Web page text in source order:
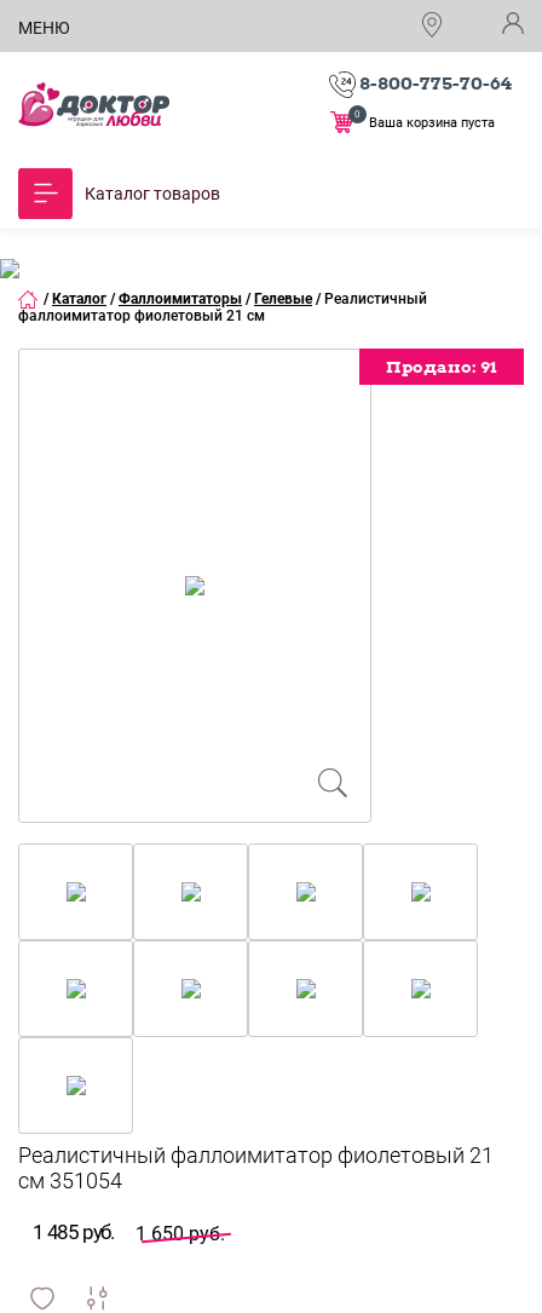
МЕНЮ
8-800-775-70-64
Ваша корзина пуста
0
Каталог товаров
/ Каталог / Фаллоимитаторы / Гелевые / Реалистичный
фаллоимитатор фиолетовый 21 см
Продано: 91
Продано: 91
Продано: 91
Продано: 91
Продано: 91
Продано: 91
Продано: 91
Продано: 91
Продано: 91
1 485 руб. 1 650 руб.